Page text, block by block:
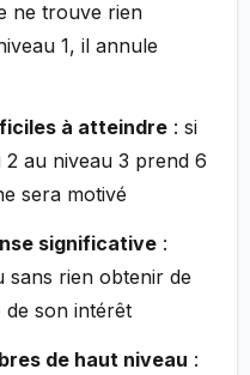
ne trouve rien
1, il annule
à atteindre: si
2 au niveau 3 prend 6
sera motivé
significative:
sans rien obtenir de
son intérêt
de haut niveau :